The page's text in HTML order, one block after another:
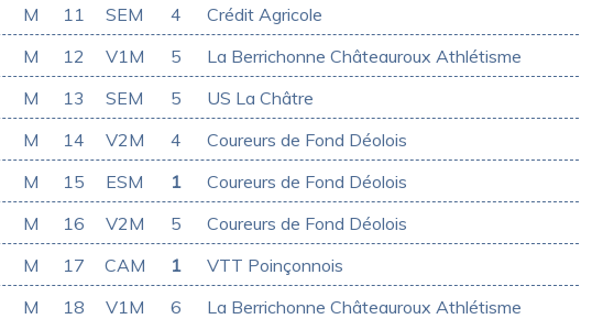
M 11 SEM 4 Crédit Agricole
M 12 V1M 5 La Berrichonne Châteauroux Athlétisme
M 13 SEM 5 US La Châtre
M 14 V2M 4 Coureurs de Fond Déolois
M 15 ESM 1 Coureurs de Fond Déolois
M 16 V2M 5 Coureurs de Fond Déolois
M 17 CAM 1 VTT Poinçonnois
M 18 V1M 6 La Berrichonne Châteauroux Athlétisme